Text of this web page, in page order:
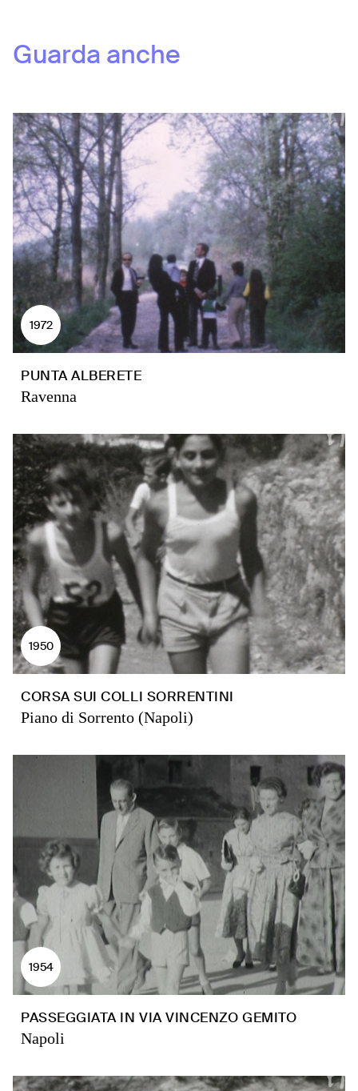
Guarda anche
1972
PUNTA ALBERETE
Ravenna
1950
CORSA SUI COLLI SORRENTINI
Piano di Sorrento (Napoli)
1954
PASSEGGIATA IN VIA VINCENZO GEMITO
Napoli